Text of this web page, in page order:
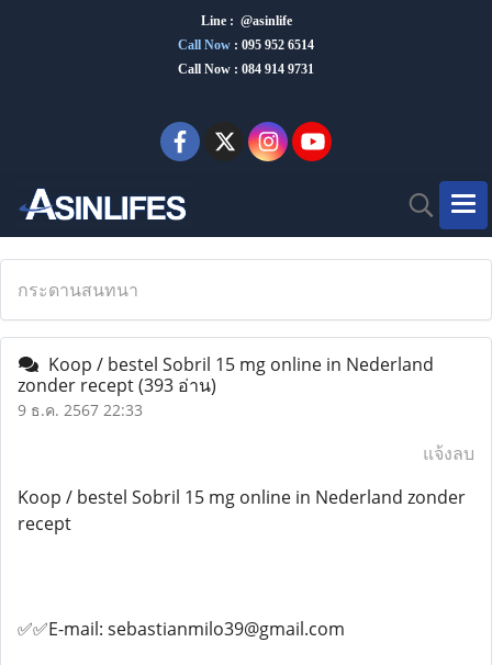
Line : @asinlife
Call Now : 095 952 6514
Call Now : 084 914 9731
กระดานสนทนา
Koop / bestel Sobril 15 mg online in Nederland
zonder recept(393 อ่าน)
9 ธ.ค. 2567 22:33
แจ้งลบ
Koop / bestel Sobril 15 mg online in Nederland zonder
recept
✅✅E-mail: sebastianmilo39@gmail.com